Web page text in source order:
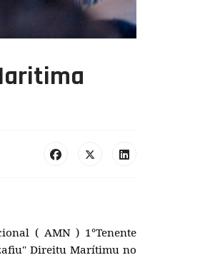
( AMN ) 1°Tenente
Direitu Marítimu no